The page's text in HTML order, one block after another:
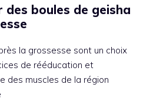
des boules de geisha
la grossesse sont un choix
de rééducation et
des muscles de la région